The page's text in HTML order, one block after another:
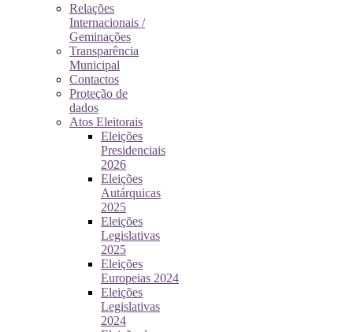
Relações
Internacionais /
Geminações
Transparência
Municipal
Contactos
Proteção de
dados
Atos Eleitorais
Eleições
Presidenciais
2026
Eleições
Autárquicas
2025
Eleições
Legislativas
2025
Eleições
Europeias 2024
Eleições
Legislativas
2024